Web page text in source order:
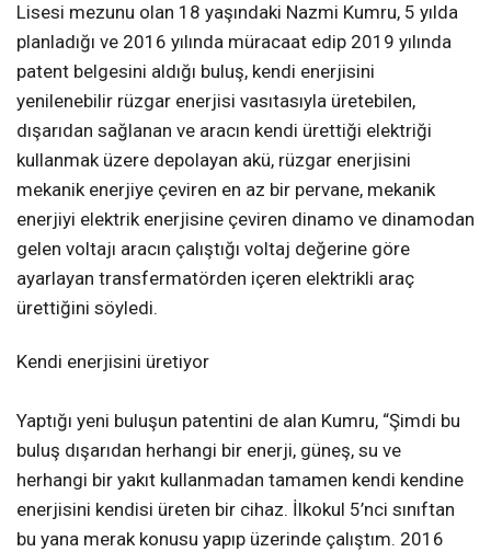
Lisesi mezunu olan 18 yaşındaki Nazmi Kumru, 5 yılda
planladığı ve 2016 yılında müracaat edip 2019 yılında
patent belgesini aldığı buluş, kendi enerjisini
yenilenebilir rüzgar enerjisi vasıtasıyla üretebilen,
dışarıdan sağlanan ve aracın kendi ürettiği elektriği
kullanmak üzere depolayan akü, rüzgar enerjisini
mekanik enerjiye çeviren en az bir pervane, mekanik
enerjiyi elektrik enerjisine çeviren dinamo ve dinamodan
gelen voltajı aracın çalıştığı voltaj değerine göre
ayarlayan transfermatörden içeren elektrikli araç
ürettiğini söyledi.
Kendi enerjisini üretiyor
Yaptığı yeni buluşun patentini de alan Kumru, “Şimdi bu
buluş dışarıdan herhangi bir enerji, güneş, su ve
herhangi bir yakıt kullanmadan tamamen kendi kendine
enerjisini kendisi üreten bir cihaz. İlkokul 5’nci sınıftan
bu yana merak konusu yapıp üzerinde çalıştım. 2016